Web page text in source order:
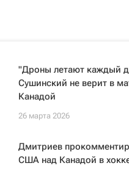
"Дроны летают каждый
Сушинский не верит в
Канадой
26 марта 2026
Дмитриев
США над Канадой в